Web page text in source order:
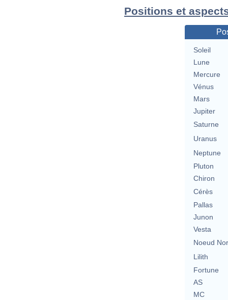
Positions et
Soleil
Lune
Mercure
Vénus
Mars
Jupiter
Saturne
Uranus
Neptune
Pluton
Chiron
Cérès
Pallas
Junon
Vesta
Noeud
Lilith
Fortune
AS
MC